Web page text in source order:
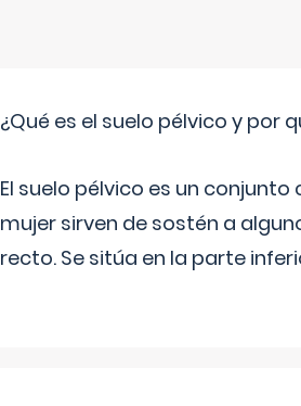
¿Qué es el suelo pélvico y por
El suelo pélvico es un
mujer sirven de sostén a
recto. Se sitúa en la parte